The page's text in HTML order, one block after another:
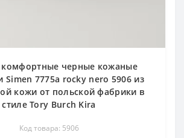
черные кожаные
Simen 7775a rocky nero 5906 из
кожи от польской фабрики в
стиле Tory Burch Kira
Код товара: 5906